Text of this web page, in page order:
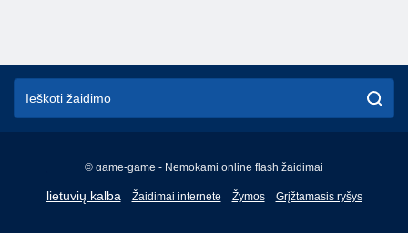
© game-game - Nemokami online flash žaidimai
lietuvių kalba
English
Žaidimai internete Žymos Grįžtamasis ryšys